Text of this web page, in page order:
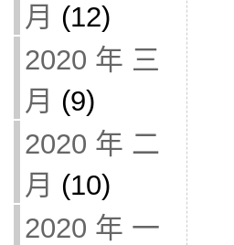
月 (12)
2020 年 三
月 (9)
2020 年 二
月 (10)
2020 年 一